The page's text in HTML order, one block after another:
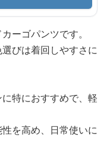
ーゴパンツです。
びは着回しやすさに
特におすすめで、軽
を高め、日常使いに